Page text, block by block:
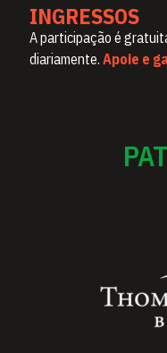
INGRESSOS
A participação é
diariamente. Apoie e